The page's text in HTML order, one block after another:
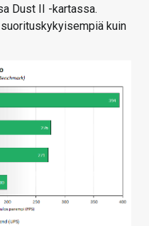
Dust II -kartassa.
kuin